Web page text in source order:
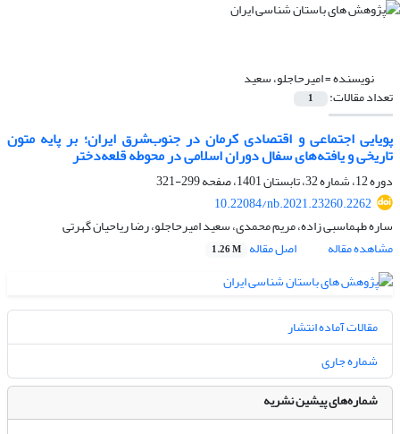
نویسنده =امیرحاجلو، سعید
تعداد مقالات: 1
پویایی اجتماعی و اقتصادی کرمان در جنوب‌شرق ایران؛ بر پایه متون
تاریخی و یافته‌های سفال دوران اسلامی در محوطه قلعه‌دختر
دوره 12، شماره 32، تابستان 1401، صفحه
299-321
10.22084/nb.2021.23260.2262
ساره طهماسبی زاده، مریم محمدی، سعید امیرحاجلو، رضا ریاحیان گهرتی
مشاهده مقاله
اصل مقاله 1.26 M
مقالات آماده انتشار
شماره جاری
شماره‌های پیشین نشریه